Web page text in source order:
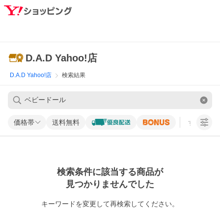
D.A.D Yahoo!店
D.A.D Yahoo!店 検索結果
価格帯 送料無料 すべての条
検索条件に該当する商品が
見つかりませんでした
キーワードを変更して再検索してください。